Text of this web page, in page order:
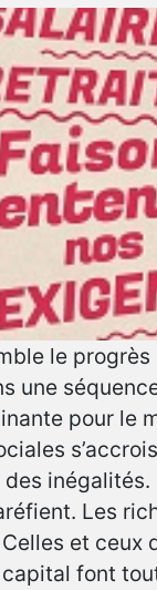
le progrès
une
pour le
des
Les
et ceux
font